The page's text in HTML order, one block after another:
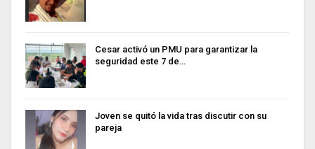
Cesar activó un PMU para garantizar la
seguridad este 7 de…
Joven se quitó la vida tras discutir con su
pareja